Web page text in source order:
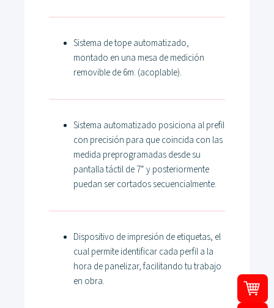
Sistema de tope automatizado,
montado en una mesa de medición
removible de 6m. (acoplable).
Sistema automatizado posiciona al prefil
con precisión para que coincida con las
medida preprogramadas desde su
pantalla táctil de 7“ y posteriormente
puedan ser cortados secuencialmente.
Dispositivo de impresión de etiquetas, el
cual permite identificar cada perfil a la
hora de panelizar, facilitando tu trabajo
en obra.